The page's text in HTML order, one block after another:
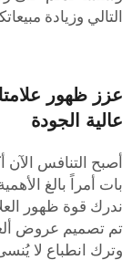
وزيادة
ظهور
الجودة
التنافس الآن
أمراً بالغ
قوة ظهور
تصميم عروض
انطباع لا